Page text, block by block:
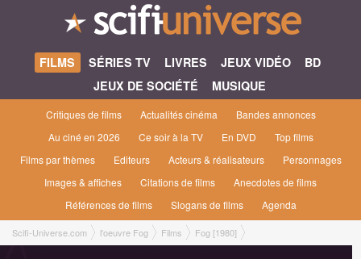
FILMS SÉRIES TV LIVRES JEUX VIDÉO
BD
JEUX DE SOCIÉTÉ
MUSIQUE
Critiques de films Actualités cinéma
Bandes annonces
Au ciné en 2026
Ce soir à la TV En DVD
Top films
Films par thèmes
Editeurs Acteurs & réalisateurs
Personnages
Images & affiches
Citations de films
Anecdotes de films
Références de films
Slogans de films Agenda
Scifi-Universe.com l'oeuvre Fog Films Fog [1980]